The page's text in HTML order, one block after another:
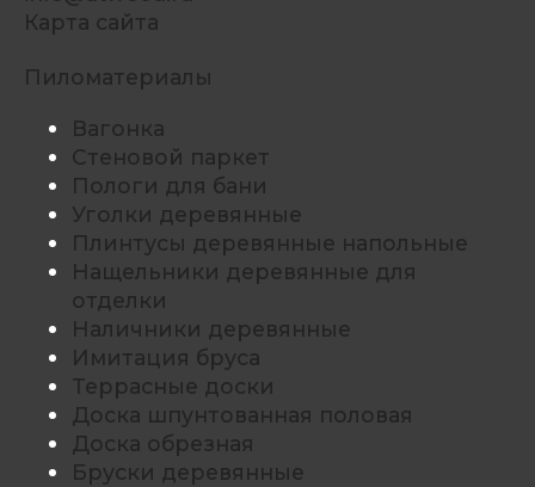
Карта сайта
Пиломатериалы
Вагонка
Стеновой паркет
Пологи для бани
Уголки деревянные
Плинтусы деревянные напольные
Нащельники деревянные для
отделки
Наличники деревянные
Имитация бруса
Террасные доски
Доска шпунтованная половая
Доска обрезная
Бруски деревянные